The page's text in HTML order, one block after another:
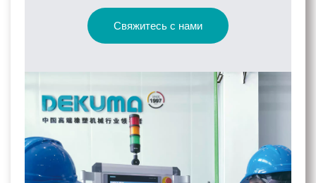
Свяжитесь с нами